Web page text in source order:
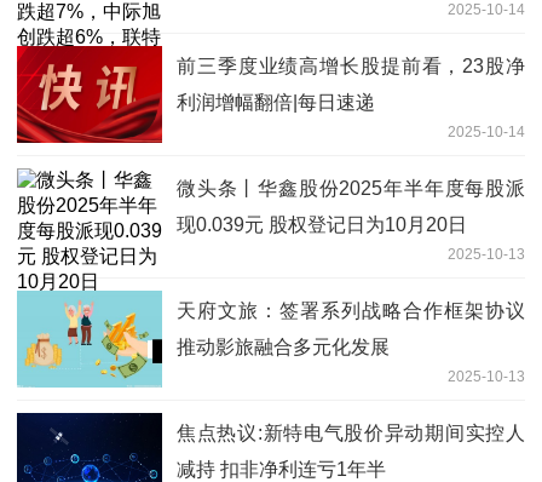
技、德科立、剑桥科技、烽火通信跌超
4%
2025-10-14
前三季度业绩高增长股提前看，23股净
利润增幅翻倍|每日速递
2025-10-14
微头条丨华鑫股份2025年半年度每股派
现0.039元 股权登记日为10月20日
2025-10-13
天府文旅：签署系列战略合作框架协议
推动影旅融合多元化发展
2025-10-13
焦点热议:新特电气股价异动期间实控人
减持 扣非净利连亏1年半